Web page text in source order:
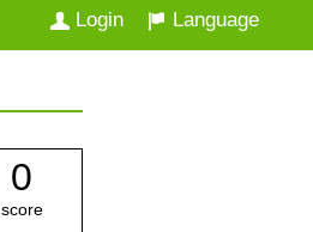
Language
Login
0
score